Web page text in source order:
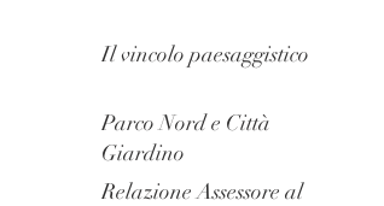
Il vincolo paesaggistico
Parco Nord e Città
Giardino
Relazione Assessore al